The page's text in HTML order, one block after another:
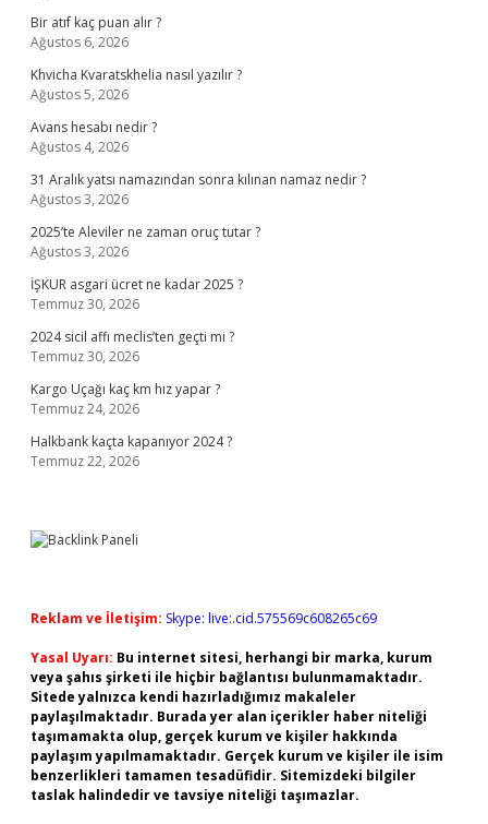
Bir atıf kaç puan alır ?
Ağustos 6, 2026
Khvicha Kvaratskhelia nasıl yazılır ?
Ağustos 5, 2026
Avans hesabı nedir ?
Ağustos 4, 2026
31 Aralık yatsı namazından sonra kılınan namaz nedir ?
Ağustos 3, 2026
2025’te Aleviler ne zaman oruç tutar ?
Ağustos 3, 2026
İŞKUR asgari ücret ne kadar 2025 ?
Temmuz 30, 2026
2024 sicil affı meclis’ten geçti mi ?
Temmuz 30, 2026
Kargo Uçağı kaç km hız yapar ?
Temmuz 24, 2026
Halkbank kaçta kapanıyor 2024 ?
Temmuz 22, 2026
Reklam ve İletişim: Skype: live:.cid.575569c608265c69
Yasal Uyarı: Bu internet sitesi, herhangi bir marka, kurum
veya şahıs şirketi ile hiçbir bağlantısı bulunmamaktadır.
Sitede yalnızca kendi hazırladığımız makaleler
paylaşılmaktadır. Burada yer alan içerikler haber niteliği
taşımamakta olup, gerçek kurum ve kişiler hakkında
paylaşım yapılmamaktadır. Gerçek kurum ve kişiler ile isim
benzerlikleri tamamen tesadüfidir. Sitemizdeki bilgiler
taslak halindedir ve tavsiye niteliği taşımazlar.